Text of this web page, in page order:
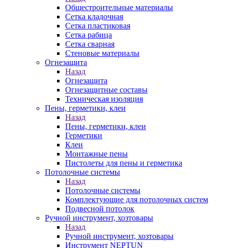
Общестроительные материалы
Сетка кладочная
Сетка пластиковая
Сетка рабица
Сетка сварная
Стеновые материалы
Огнезащита
Назад
Огнезащита
Огнезащитные составы
Техническая изоляция
Пены, герметики, клеи
Назад
Пены, герметики, клеи
Герметики
Клеи
Монтажные пены
Пистолеты для пены и герметика
Потолочные системы
Назад
Потолочные системы
Комплектующие для потолочных систем
Подвесной потолок
Ручной инструмент, хозтовары
Назад
Ручной инструмент, хозтовары
Инструмент NEPTUN